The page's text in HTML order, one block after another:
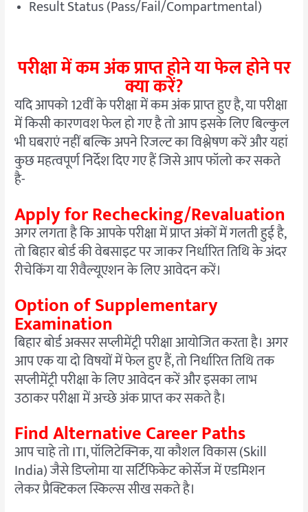
Result Status (Pass/Fail/Compartmental)
परीक्षा में कम अंक प्राप्त होने या फेल होने पर
क्या करें?
यदि आपको 12वीं के परीक्षा में कम अंक प्राप्त हुए है, या परीक्षा
में किसी कारणवश फेल हो गए है तो आप इसके लिए बिल्कुल
भी घबराएं नहीं बल्कि अपने रिजल्ट का विश्लेषण करें और यहां
कुछ महत्वपूर्ण निर्देश दिए गए हैं जिसे आप फॉलो कर सकते
है-
Apply for Rechecking/Revaluation
अगर लगता है कि आपके परीक्षा में प्राप्त अंकों में गलती हुई है,
तो बिहार बोर्ड की वेबसाइट पर जाकर निर्धारित तिथि के अंदर
रीचेकिंग या रीवैल्यूएशन के लिए आवेदन करें।
Option of Supplementary
Examination
बिहार बोर्ड अक्सर सप्लीमेंट्री परीक्षा आयोजित करता है। अगर
आप एक या दो विषयों में फेल हुए हैं, तो निर्धारित तिथि तक
सप्लीमेंट्री परीक्षा के लिए आवेदन करें और इसका लाभ
उठाकर परीक्षा में अच्छे अंक प्राप्त कर सकते है।
Find Alternative Career Paths
आप चाहे तो ITI, पॉलिटेक्निक, या कौशल विकास (Skill
India) जैसे डिप्लोमा या सर्टिफिकेट कोर्सेज में एडमिशन
लेकर प्रैक्टिकल स्किल्स सीख सकते है।